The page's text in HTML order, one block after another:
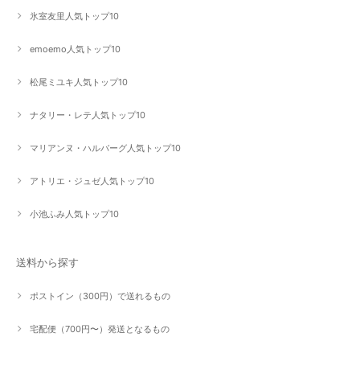
氷室友里人気トップ10
emoemo人気トップ10
松尾ミユキ人気トップ10
ナタリー・レテ人気トップ10
マリアンヌ・ハルバーグ人気トップ10
アトリエ・ジュゼ人気トップ10
小池ふみ人気トップ10
送料から探す
ポストイン（300円）で送れるもの
宅配便（700円〜）発送となるもの